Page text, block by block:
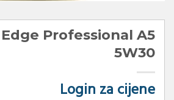
Professional A5
5W30
Login za cijene